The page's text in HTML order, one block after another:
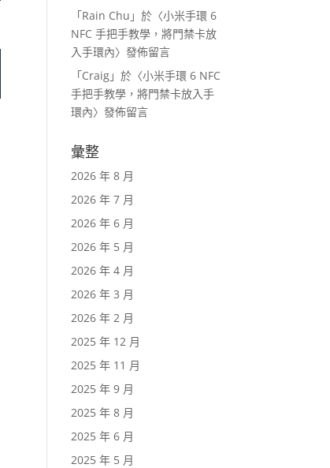
「Rain Chu 」於〈小米手環 6
NFC 手把手教學，將門禁卡放
入手環內〉發佈留言
「Craig 」於〈小米手環 6 NFC
手把手教學，將門禁卡放入手
環內〉發佈留言
彙整
2026 年 8 月
2026 年 7 月
2026 年 6 月
2026 年 5 月
2026 年 4 月
2026 年 3 月
2026 年 2 月
2025 年 12 月
2025 年 11 月
2025 年 9 月
2025 年 8 月
2025 年 6 月
2025 年 5 月